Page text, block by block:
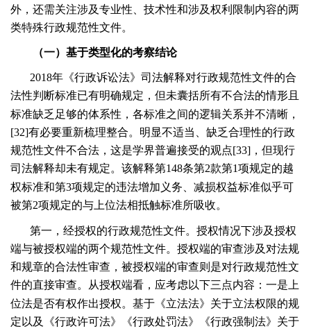
外，还需关注涉及专业性、技术性和涉及权利限制内容的两
类特殊行政规范性文件。
（一）基于类型化的考察结论
2018年《行政诉讼法》司法解释对行政规范性文件的合
法性判断标准已有明确规定，但未囊括所有不合法的情形且
标准缺乏足够的体系性，各标准之间的逻辑关系并不清晰，
[32]有必要重新梳理整合。明显不适当、缺乏合理性的行政
规范性文件不合法，这是学界普遍接受的观点[33]，但现行
司法解释却未有规定。该解释第148条第2款第1项规定的越
权标准和第3项规定的违法增加义务、减损权益标准似乎可
被第2项规定的与上位法相抵触标准所吸收。
第一，经授权的行政规范性文件。授权情况下涉及授权
端与被授权端的两个规范性文件。授权端的审查涉及对法规
和规章的合法性审查，被授权端的审查则是对行政规范性文
件的直接审查。从授权端看，应考虑以下三点内容：一是上
位法是否有权作出授权。基于《立法法》关于立法权限的规
定以及《行政许可法》《行政处罚法》《行政强制法》关于